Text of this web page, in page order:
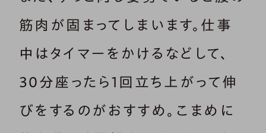
筋肉が固まってしまいます。仕事
中はタイマーをかけるなどして、
30分座ったら1回立ち上がって伸
びをするのがおすすめ。こまめに